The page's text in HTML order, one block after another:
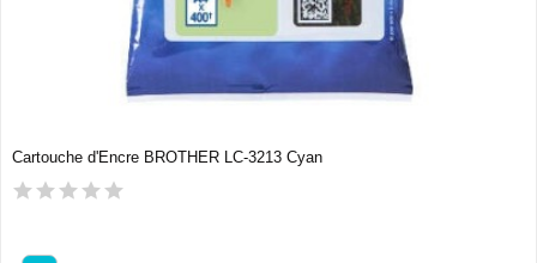
Cartouche d'Encre BROTHER LC-3213 Cyan